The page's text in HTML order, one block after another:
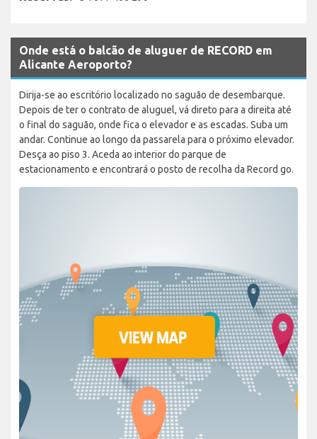
Onde está o balcão de aluguer de RECORD em
Alicante Aeroporto?
Dirija-se ao escritório localizado no saguão de desembarque.
Depois de ter o contrato de aluguel, vá direto para a direita até
o final do saguão, onde fica o elevador e as escadas. Suba um
andar. Continue ao longo da passarela para o próximo elevador.
Desça ao piso 3. Aceda ao interior do parque de
estacionamento e encontrará o posto de recolha da Record go.